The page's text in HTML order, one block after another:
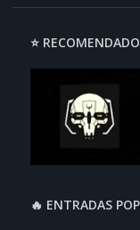
⭐
🔥 ENTRADAS